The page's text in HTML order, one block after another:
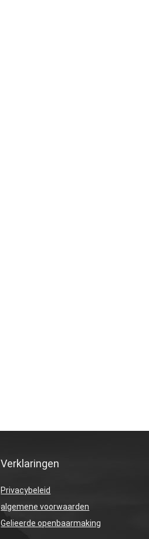
Verklaringen
Privacybeleid
algemene voorwaarden
Gelieerde openbaarmaking